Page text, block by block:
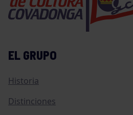
EL GRUPO
Historia
Distinciones